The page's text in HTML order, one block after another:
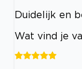
Duidelijk en
Wat vind je